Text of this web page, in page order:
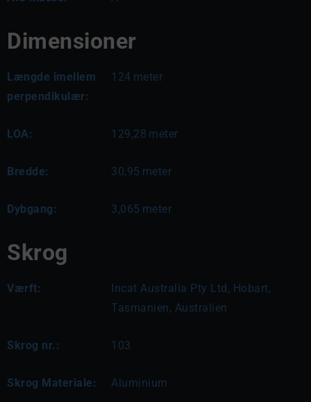
Dimensioner
Længde imellem
perpendikulær:
124 meter
LOA: 129,28 meter
Bredde: 30,95 meter
Dybgang: 3,065 meter
Skrog
Værft:
Incat Australia Pty Ltd, Hobart,
Tasmanien, Australien
Skrog nr.: 103
Skrog Materiale: Aluminium